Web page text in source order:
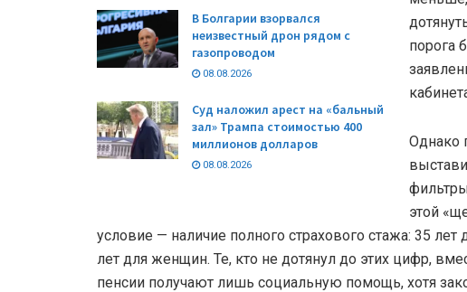
В Болгарии взорвался
неизвестный дрон рядом с
газопроводом
08.08.2026
Суд наложил арест на «бальный
зал» Трампа стоимостью 400
миллионов долларов
08.08.2026
порога
Однако
этой
условие — наличие полного страхового стажа: 35
лет для женщин. Те, кто не дотянул до этих цифр,
пенсии получают лишь социальную помощь, хотя